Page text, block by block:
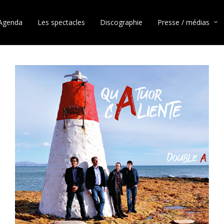
Les spectacles Discographie Presse / médias